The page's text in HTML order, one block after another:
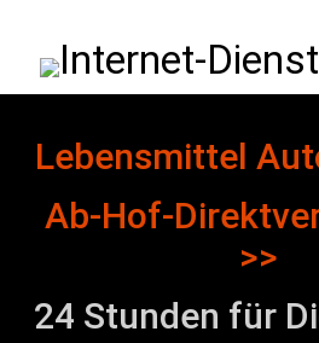
Internet-
Lebensmittel
Ab-Hof-
>>
24 Stunden für